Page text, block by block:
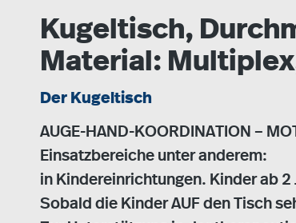
Kugeltisch,
Material:
Der Kugeltisch
AUGE-HAND-KOORDINATION –
Einsatzbereiche unter anderem:
in Kindereinrichtungen. Kinder ab 2
Sobald die Kinder AUF den Tisch